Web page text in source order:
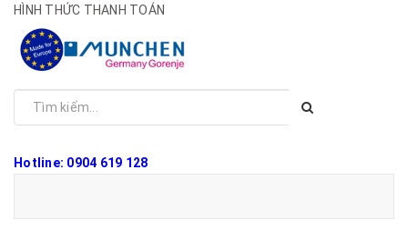
HÌNH THỨC THANH TOÁN
Hotline: 0904 619 128